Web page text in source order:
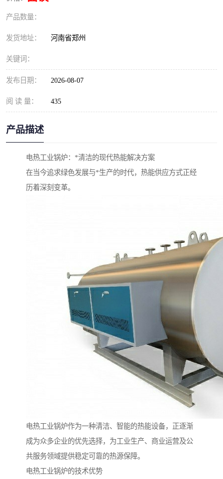
产品数量：
发货地址： 河南省郑州
关键词：
发布日期： 2026-08-07
阅 读 量： 435
产品描述
电热工业锅炉：*清洁的现代热能解决方案
在当今追求绿色发展与*生产的时代，热能供应方式正经
历着深刻变革。
电热工业锅炉作为一种清洁、智能的热能设备，正逐渐
成为众多企业的优先选择，为工业生产、商业运营及公
共服务领域提供稳定可靠的热源保障。
电热工业锅炉的技术优势